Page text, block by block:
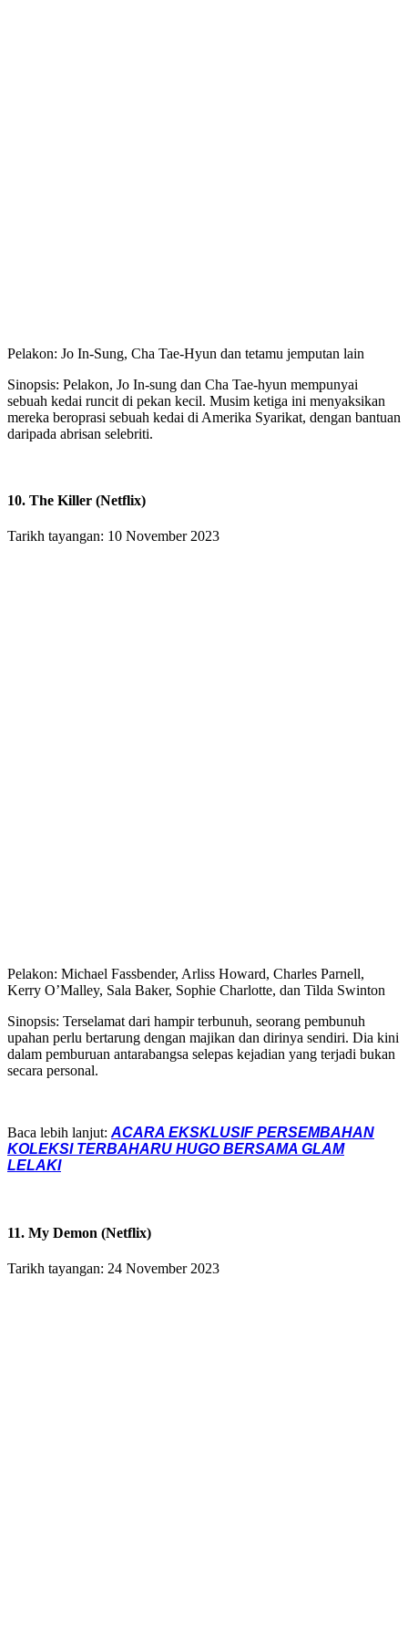
Pelakon: Jo In-Sung, Cha Tae-Hyun dan tetamu jemputan lain
Sinopsis: Pelakon, Jo In-sung dan Cha Tae-hyun mempunyai
sebuah kedai runcit di pekan kecil. Musim ketiga ini menyaksikan
mereka beroprasi sebuah kedai di Amerika Syarikat, dengan bantuan
daripada abrisan selebriti.
10. The Killer (Netflix)
Tarikh tayangan: 10 November 2023
Pelakon: Michael Fassbender, Arliss Howard, Charles Parnell,
Kerry O’Malley, Sala Baker, Sophie Charlotte, dan Tilda Swinton
Sinopsis: Terselamat dari hampir terbunuh, seorang pembunuh
upahan perlu bertarung dengan majikan dan dirinya sendiri. Dia kini
dalam pemburuan antarabangsa selepas kejadian yang terjadi bukan
secara personal.
Baca lebih lanjut: ACARA EKSKLUSIF PERSEMBAHAN
KOLEKSI TERBAHARU HUGO BERSAMA GLAM
LELAKI
11. My Demon (Netflix)
Tarikh tayangan: 24 November 2023